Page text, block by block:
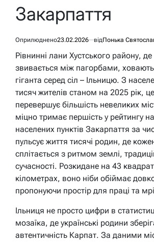
Закарпаття
Оприлюднено23.02.2026 відПонька
Рівнинні лани Хустського району, де
звивається між пагорбами,
гіганта серед сіл – Ільницю. З
тисяч жителів станом на 2025 рік,
перевершує більшість невеликих
міцно тримає першість у рейтингу
населених пунктів Закарпаття за
пульсує життя тисячі родин, де
сплітається з ритмом землі,
сучасності. Розкидане на 43
кілометрах, воно ніби обіймає
пропонуючи простір для праці та
Ільниця не просто цифри в
мозаїка, де українські родини
автентичність Карпат. За даними